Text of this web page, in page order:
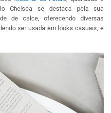
Chelsea se destaca pela sua
de calce, oferecendo diversas
ser usada em looks casuais, e